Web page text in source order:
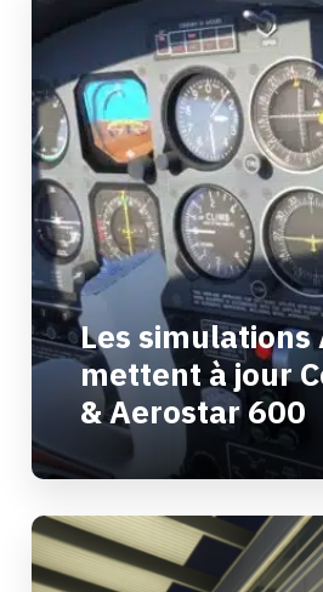
Les simulations
mettent à jour
& Aerostar 600